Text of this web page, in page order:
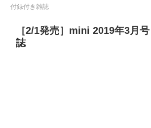
付録付き雑誌
［2/1発売］mini 2019年3月
誌